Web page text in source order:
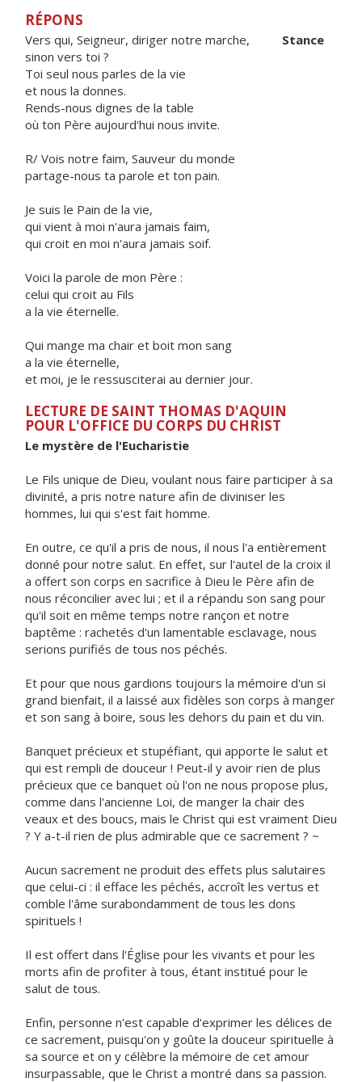
RÉPONS
Vers qui, Seigneur, diriger notre marche, Stance
sinon vers toi ?
Toi seul nous parles de la vie
et nous la donnes.
Rends-nous dignes de la table
où ton Père aujourd'hui nous invite.
R/ Vois notre faim, Sauveur du monde
partage-nous ta parole et ton pain.
Je suis le Pain de la vie,
qui vient à moi n'aura jamais faim,
qui croit en moi n'aura jamais soif.
Voici la parole de mon Père :
celui qui croit au Fils
a la vie éternelle.
Qui mange ma chair et boit mon sang
a la vie éternelle,
et moi, je le ressusciterai au dernier jour.
LECTURE DE SAINT THOMAS D'AQUIN
POUR L'OFFICE DU CORPS DU CHRIST
Le mystère de l'Eucharistie
Le Fils unique de Dieu, voulant nous faire participer à sa
divinité, a pris notre nature afin de diviniser les
hommes, lui qui s'est fait homme.
En outre, ce qu'il a pris de nous, il nous l'a entièrement
donné pour notre salut. En effet, sur l'autel de la croix il
a offert son corps en sacrifice à Dieu le Père afin de
nous réconcilier avec lui ; et il a répandu son sang pour
qu'il soit en même temps notre rançon et notre
baptême : rachetés d'un lamentable esclavage, nous
serions purifiés de tous nos péchés.
Et pour que nous gardions toujours la mémoire d'un si
grand bienfait, il a laissé aux fidèles son corps à manger
et son sang à boire, sous les dehors du pain et du vin.
Banquet précieux et stupéfiant, qui apporte le salut et
qui est rempli de douceur ! Peut-il y avoir rien de plus
précieux que ce banquet où l'on ne nous propose plus,
comme dans l'ancienne Loi, de manger la chair des
veaux et des boucs, mais le Christ qui est vraiment Dieu
? Y a-t-il rien de plus admirable que ce sacrement ? ~
Aucun sacrement ne produit des effets plus salutaires
que celui-ci : il efface les péchés, accroît les vertus et
comble l'âme surabondamment de tous les dons
spirituels !
Il est offert dans l'Église pour les vivants et pour les
morts afin de profiter à tous, étant institué pour le
salut de tous.
Enfin, personne n'est capable d'exprimer les délices de
ce sacrement, puisqu'on y goûte la douceur spirituelle à
sa source et on y célèbre la mémoire de cet amour
insurpassable, que le Christ a montré dans sa passion.